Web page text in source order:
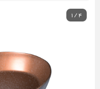
1/4